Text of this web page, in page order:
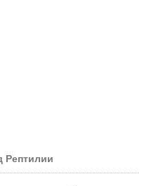
Рептилии